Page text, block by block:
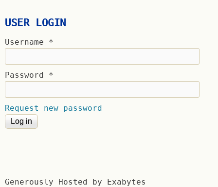
USER LOGIN
Username *
Password *
Request new password
Generously Hosted by Exabytes